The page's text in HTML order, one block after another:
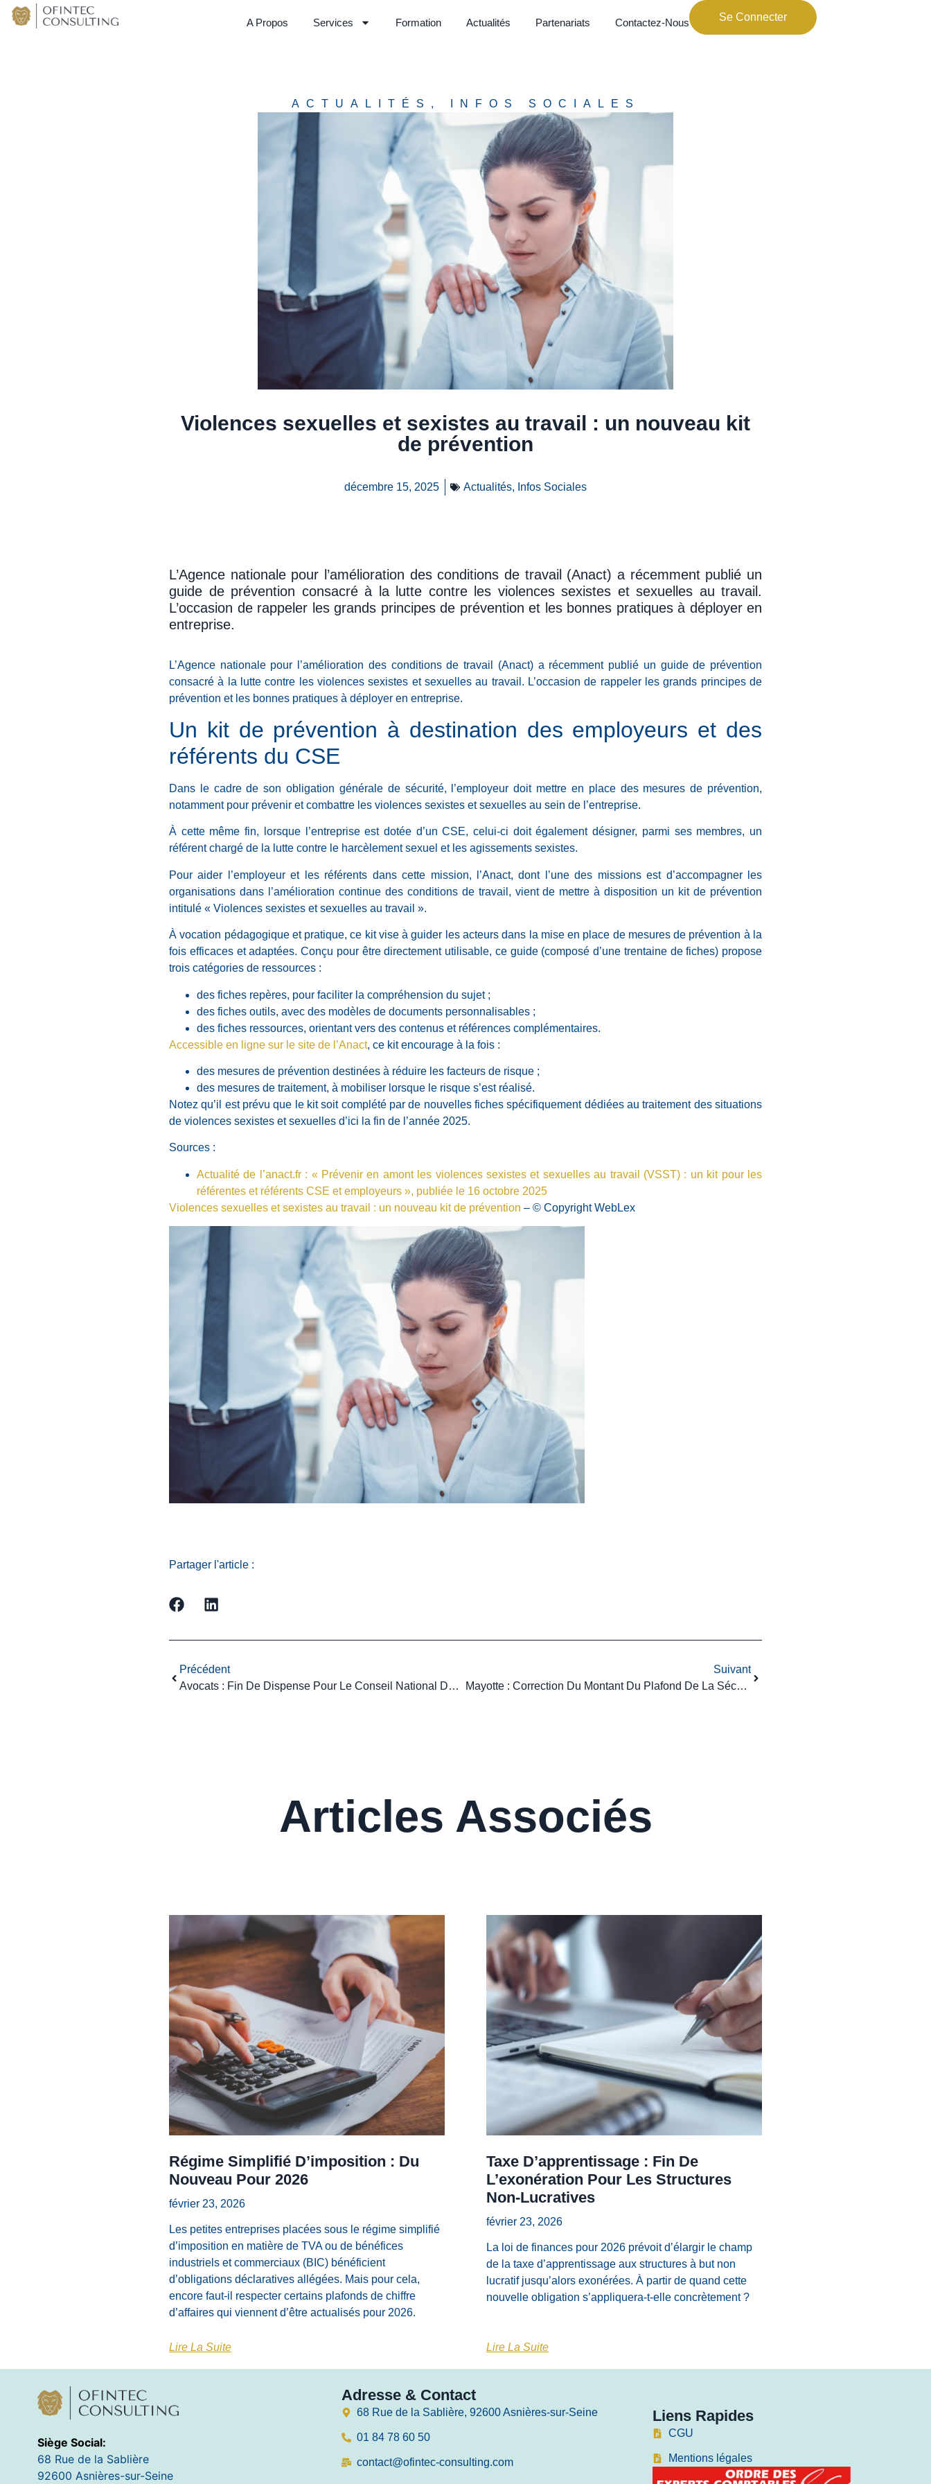
A Propos Services Formation Actualités Partenariats Contactez-Nous Se Connecter
ACTUALITÉS , INFOS SOCIALES
Violences sexuelles et sexistes au travail : un nouveau kit
de prévention
décembre 15, 2025 Actualités, Infos Sociales
L’Agence nationale pour l’amélioration des conditions de travail (Anact) a récemment publié un
guide de prévention consacré à la lutte contre les violences sexistes et sexuelles au travail.
L’occasion de rappeler les grands principes de prévention et les bonnes pratiques à déployer en
entreprise.
L’Agence nationale pour l’amélioration des conditions de travail (Anact) a récemment publié un guide de prévention
consacré à la lutte contre les violences sexistes et sexuelles au travail. L’occasion de rappeler les grands principes de
prévention et les bonnes pratiques à déployer en entreprise.
Un kit de prévention à destination des employeurs et des
référents du CSE
Dans le cadre de son obligation générale de sécurité, l’employeur doit mettre en place des mesures de prévention,
notamment pour prévenir et combattre les violences sexistes et sexuelles au sein de l’entreprise.
À cette même fin, lorsque l’entreprise est dotée d’un CSE, celui-ci doit également désigner, parmi ses membres, un
référent chargé de la lutte contre le harcèlement sexuel et les agissements sexistes.
Pour aider l’employeur et les référents dans cette mission, l’Anact, dont l’une des missions est d’accompagner les
organisations dans l’amélioration continue des conditions de travail, vient de mettre à disposition un kit de prévention
intitulé « Violences sexistes et sexuelles au travail ».
À vocation pédagogique et pratique, ce kit vise à guider les acteurs dans la mise en place de mesures de prévention à la
fois efficaces et adaptées. Conçu pour être directement utilisable, ce guide (composé d’une trentaine de fiches) propose
trois catégories de ressources :
des fiches repères, pour faciliter la compréhension du sujet ;
des fiches outils, avec des modèles de documents personnalisables ;
des fiches ressources, orientant vers des contenus et références complémentaires.
Accessible en ligne sur le site de l’Anact, ce kit encourage à la fois :
des mesures de prévention destinées à réduire les facteurs de risque ;
des mesures de traitement, à mobiliser lorsque le risque s’est réalisé.
Notez qu’il est prévu que le kit soit complété par de nouvelles fiches spécifiquement dédiées au traitement des situations
de violences sexistes et sexuelles d’ici la fin de l’année 2025.
Sources :
Actualité de l’anact.fr : « Prévenir en amont les violences sexistes et sexuelles au travail (VSST) : un kit pour les
référentes et référents CSE et employeurs », publiée le 16 octobre 2025
Violences sexuelles et sexistes au travail : un nouveau kit de prévention – © Copyright WebLex
Partager l'article :
Précédent
Avocats : Fin De Dispense Pour Le Conseil National Des Barreaux
Suivant
Mayotte : Correction Du Montant Du Plafond De La Sécurité Sociale Pour 2026
Articles Associés
Régime Simplifié D’imposition : Du
Nouveau Pour 2026
février 23, 2026
Les petites entreprises placées sous le régime simplifié
d’imposition en matière de TVA ou de bénéfices
industriels et commerciaux (BIC) bénéficient
d’obligations déclaratives allégées. Mais pour cela,
encore faut-il respecter certains plafonds de chiffre
d’affaires qui viennent d’être actualisés pour 2026.
Lire La Suite
Taxe D’apprentissage : Fin De
L’exonération Pour Les Structures
Non-Lucratives
février 23, 2026
La loi de finances pour 2026 prévoit d’élargir le champ
de la taxe d’apprentissage aux structures à but non
lucratif jusqu’alors exonérées. À partir de quand cette
nouvelle obligation s’appliquera-t-elle concrètement ?
Lire La Suite
Siège Social:
68 Rue de la Sablière
92600 Asnières-sur-Seine
Adresse & Contact
68 Rue de la Sablière, 92600 Asnières-sur-Seine
01 84 78 60 50
contact@ofintec-consulting.com
Liens Rapides
CGU
Mentions légales